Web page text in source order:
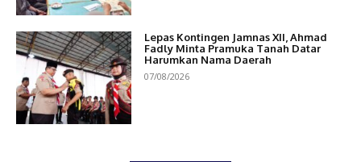
Lepas Kontingen Jamnas XII, Ahmad
Fadly Minta Pramuka Tanah Datar
Harumkan Nama Daerah
07/08/2026